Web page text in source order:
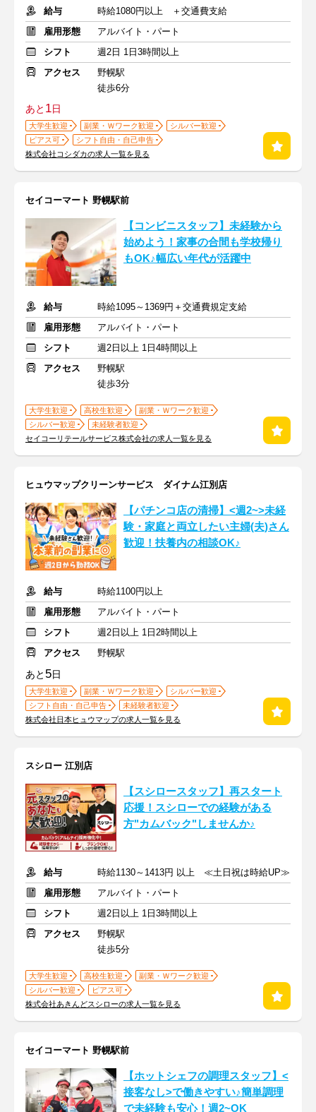
給与
時給1080円以上 ＋交通費支給
雇用形態
アルバイト・パート
シフト
週2日 1日3時間以上
アクセス
野幌駅
徒歩6分
あと 1日
大学生歓迎 副業・Ｗワーク歓迎
シルバー歓迎
ピアス可
シフト自由・自己申告
株式会社コシダカの求人一覧を見る
セイコーマート 野幌駅前
【コンビニスタッフ】未経験から
始めよう！家事の合間も学校帰り
もOK♪幅広い年代が活躍中
給与
時給1095～1369円＋交通費規定支給
雇用形態
アルバイト・パート
シフト
週2日以上 1日4時間以上
アクセス
野幌駅
徒歩3分
大学生歓迎 高校生歓迎
副業・Ｗワーク歓迎
シルバー歓迎
未経験者歓迎
セイコーリテールサービス株式会社の求人一覧を見る
ヒュウマップクリーンサービス ダイナム江別店
【パチンコ店の清掃】<週2~>未経
験・家庭と両立したい主婦(夫)さん
歓迎！扶養内の相談OK♪
給与
時給1100円以上
雇用形態
アルバイト・パート
シフト
週2日以上 1日2時間以上
アクセス
野幌駅
あと 5日
大学生歓迎 副業・Ｗワーク歓迎
シルバー歓迎
シフト自由・自己申告
未経験者歓迎
株式会社日本ヒュウマップの求人一覧を見る
スシロー 江別店
【スシロースタッフ】再スタート
応援！スシローでの経験がある
方"カムバック"しませんか♪
給与
時給1130～1413円 以上 ≪土日祝は時給UP≫
雇用形態
アルバイト・パート
シフト
週2日以上 1日3時間以上
アクセス
野幌駅
徒歩5分
大学生歓迎 高校生歓迎
副業・Ｗワーク歓迎
シルバー歓迎
ピアス可
株式会社あきんどスシローの求人一覧を見る
セイコーマート 野幌駅前
【ホットシェフの調理スタッフ】<
接客なし>で働きやすい♪簡単調理
で未経験も安心！週2~OK